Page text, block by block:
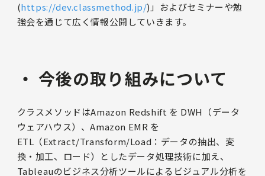
(https://dev.classmethod.jp/)」およびセミナーや勉
強会を通じて広く情報公開していきます。
・ 今後の取り組みについて
クラスメソッドはAmazon Redshift を DWH（データ
ウェアハウス）、Amazon EMR を
ETL（Extract/Transform/Load：データの抽出、変
換・加工、ロード）としたデータ処理技術に加え、
Tableauのビジネス分析ツールによるビジュアル分析を